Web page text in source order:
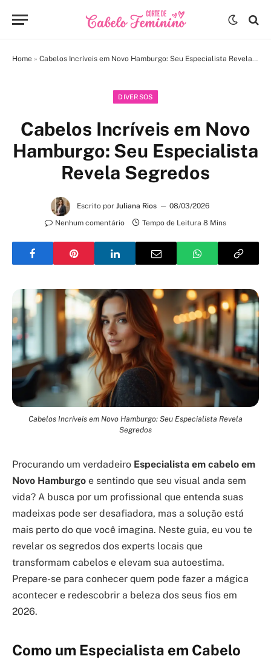
Home » Cabelos Incríveis em Novo Hamburgo: Seu Especialista Revela Segredos
DIVERSOS
Cabelos Incríveis em Novo
Hamburgo: Seu Especialista
Revela Segredos
Escrito por Juliana Rios
08/03/2026
Nenhum comentário
Tempo de Leitura 8 Mins
Cabelos Incríveis em Novo Hamburgo: Seu Especialista Revela
Segredos
Procurando um verdadeiro Especialista em cabelo em
Novo Hamburgo e sentindo que seu visual anda sem
vida? A busca por um profissional que entenda suas
madeixas pode ser desafiadora, mas a solução está
mais perto do que você imagina. Neste guia, eu vou te
revelar os segredos dos experts locais que
transformam cabelos e elevam sua autoestima.
Prepare-se para conhecer quem pode fazer a mágica
acontecer e redescobrir a beleza dos seus fios em
2026.
Como um Especialista em Cabelo